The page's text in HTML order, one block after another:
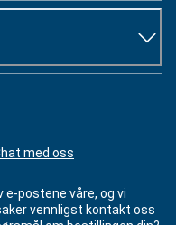
med oss
e-postene våre, og vi
vennligst kontakt oss